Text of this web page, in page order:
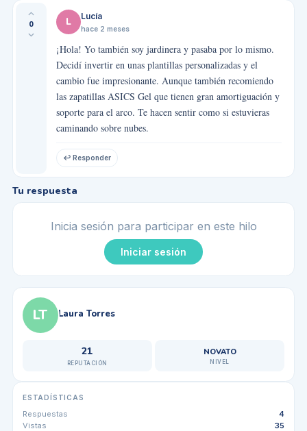
0 L Lucía
hace 2 meses
¡Hola! Yo también soy jardinera y pasaba por lo mismo.
Decidí invertir en unas plantillas personalizadas y el
cambio fue impresionante. Aunque también recomiendo
las zapatillas ASICS Gel que tienen gran amortiguación y
soporte para el arco. Te hacen sentir como si estuvieras
caminando sobre nubes.
↩ Responder
Tu respuesta
Inicia sesión para participar en este hilo
Iniciar sesión
LT Laura Torres
21
REPUTACIÓN
NOVATO
NIVEL
ESTADÍSTICAS
Respuestas
4
Vistas
35